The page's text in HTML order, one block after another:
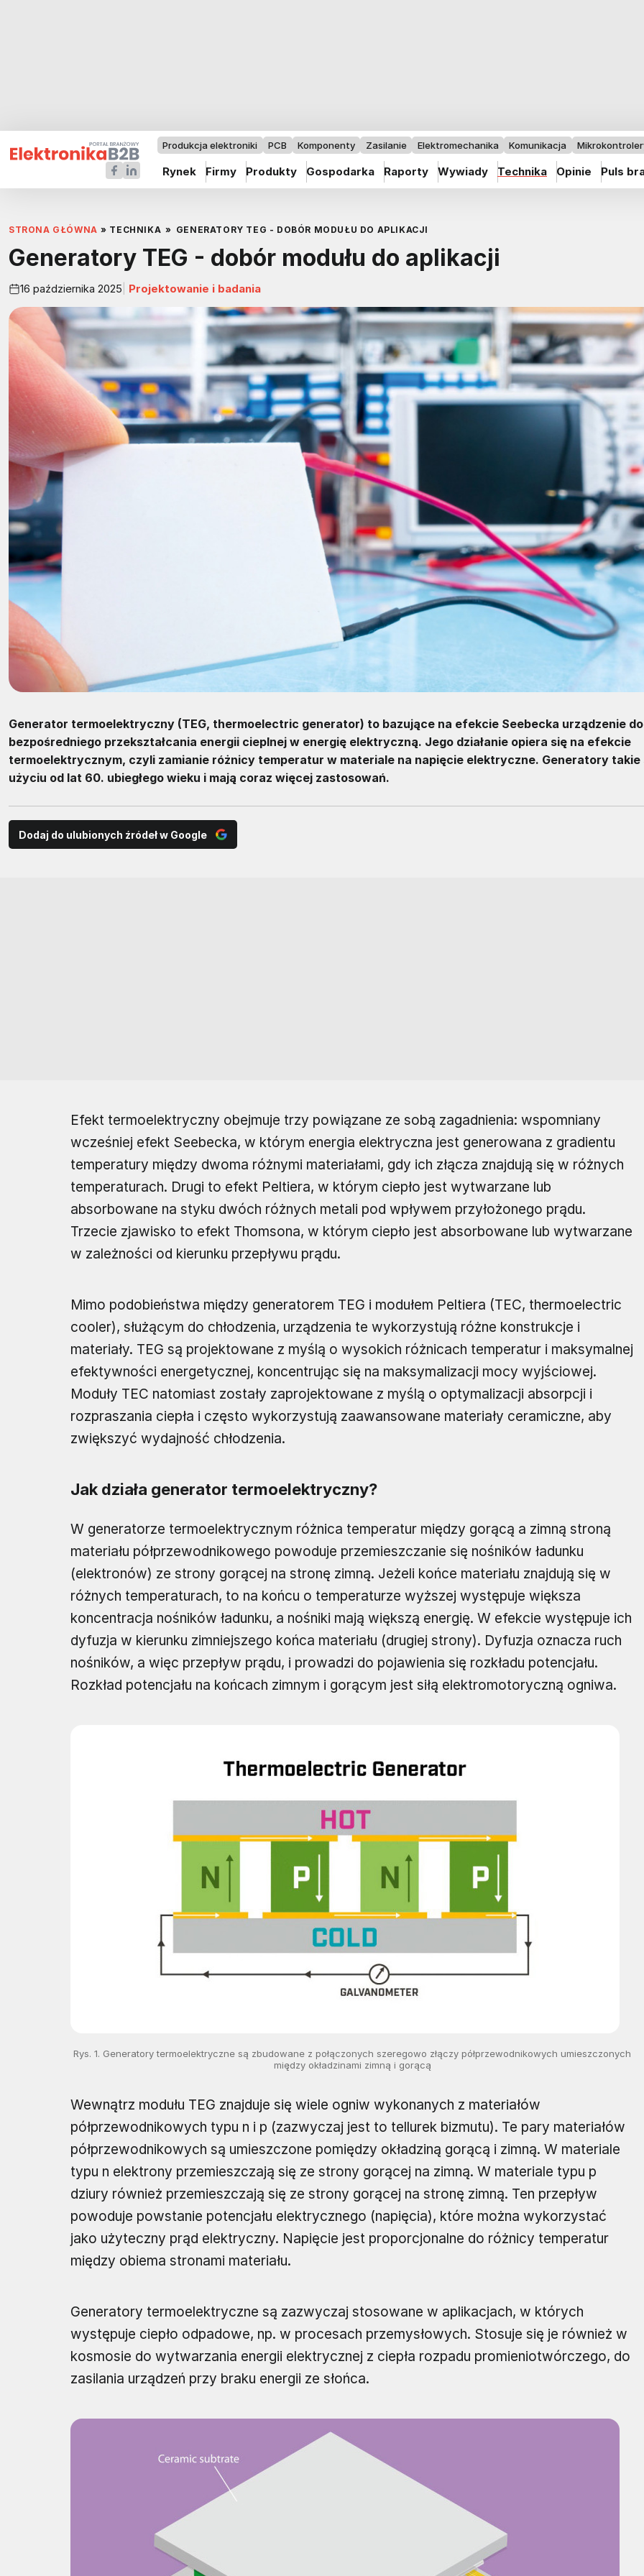
Produkcja elektroniki PCB Komponenty Zasilanie Elektromechanika Komunikacja
Rynek Firmy Produkty Gospodarka Raporty Wywiady Technika Opinie Puls
STRONA GŁÓWNA » TECHNIKA » GENERATORY TEG - DOBÓR MODUŁU DO APLIKACJI
Generatory TEG - dobór modułu do aplikacji
16 października 2025 Projektowanie i badania
Generator termoelektryczny (TEG, thermoelectric generator) to bazujące na efekcie Seebecka urządzenie do
bezpośredniego przekształcania energii cieplnej w energię elektryczną. Jego działanie opiera się na efekcie
termoelektrycznym, czyli zamianie różnicy temperatur w materiale na napięcie elektryczne. Generatory takie
użyciu od lat 60. ubiegłego wieku i mają coraz więcej zastosowań.
Dodaj do ulubionych źródeł w Google
Efekt termoelektryczny obejmuje trzy powiązane ze sobą zagadnienia: wspomniany
wcześniej efekt Seebecka, w którym energia elektryczna jest generowana z gradientu
temperatury między dwoma różnymi materiałami, gdy ich złącza znajdują się w różnych
temperaturach. Drugi to efekt Peltiera, w którym ciepło jest wytwarzane lub
absorbowane na styku dwóch różnych metali pod wpływem przyłożonego prądu.
Trzecie zjawisko to efekt Thomsona, w którym ciepło jest absorbowane lub wytwarzane
w zależności od kierunku przepływu prądu.
Mimo podobieństwa między generatorem TEG i modułem Peltiera (TEC, thermoelectric
cooler), służącym do chłodzenia, urządzenia te wykorzystują różne konstrukcje i
materiały. TEG są projektowane z myślą o wysokich różnicach temperatur i maksymalnej
efektywności energetycznej, koncentrując się na maksymalizacji mocy wyjściowej.
Moduły TEC natomiast zostały zaprojektowane z myślą o optymalizacji absorpcji i
rozpraszania ciepła i często wykorzystują zaawansowane materiały ceramiczne, aby
zwiększyć wydajność chłodzenia.
Jak działa generator termoelektryczny?
W generatorze termoelektrycznym różnica temperatur między gorącą a zimną stroną
materiału półprzewodnikowego powoduje przemieszczanie się nośników ładunku
(elektronów) ze strony gorącej na stronę zimną. Jeżeli końce materiału znajdują się w
różnych temperaturach, to na końcu o temperaturze wyższej występuje większa
koncentracja nośników ładunku, a nośniki mają większą energię. W efekcie występuje ich
dyfuzja w kierunku zimniejszego końca materiału (drugiej strony). Dyfuzja oznacza ruch
nośników, a więc przepływ prądu, i prowadzi do pojawienia się rozkładu potencjału.
Rozkład potencjału na końcach zimnym i gorącym jest siłą elektromotoryczną ogniwa.
Rys. 1. Generatory termoelektryczne są zbudowane z połączonych szeregowo złączy półprzewodnikowych umieszczonych
między okładzinami zimną i gorącą
Wewnątrz modułu TEG znajduje się wiele ogniw wykonanych z materiałów
półprzewodnikowych typu n i p (zazwyczaj jest to tellurek bizmutu). Te pary materiałów
półprzewodnikowych są umieszczone pomiędzy okładziną gorącą i zimną. W materiale
typu n elektrony przemieszczają się ze strony gorącej na zimną. W materiale typu p
dziury również przemieszczają się ze strony gorącej na stronę zimną. Ten przepływ
powoduje powstanie potencjału elektrycznego (napięcia), które można wykorzystać
jako użyteczny prąd elektryczny. Napięcie jest proporcjonalne do różnicy temperatur
między obiema stronami materiału.
Generatory termoelektryczne są zazwyczaj stosowane w aplikacjach, w których
występuje ciepło odpadowe, np. w procesach przemysłowych. Stosuje się je również w
kosmosie do wytwarzania energii elektrycznej z ciepła rozpadu promieniotwórczego, do
zasilania urządzeń przy braku energii ze słońca.